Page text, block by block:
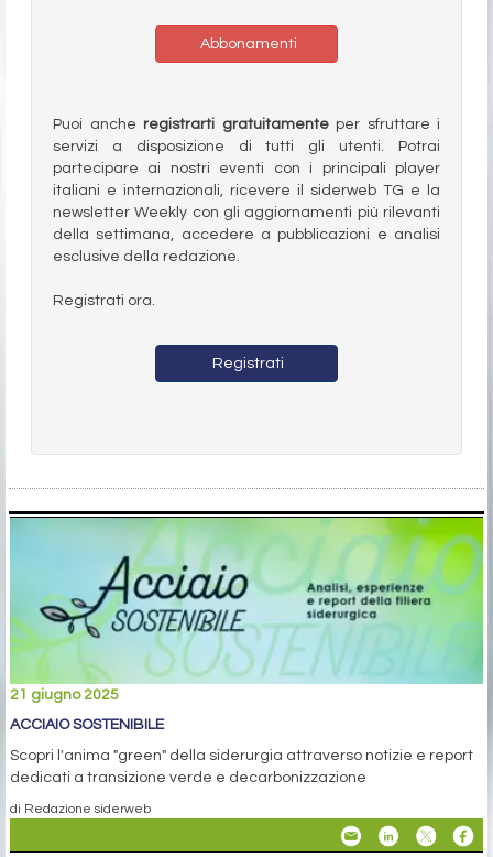
Abbonamenti
Puoi anche registrarti gratuitamenteper sfruttare i
servizi a disposizione di tutti gli utenti. Potrai
partecipare ai nostri eventi con i principali player
italiani e internazionali, ricevere il siderweb TG e la
newsletter Weekly con gli aggiornamenti più rilevanti
della settimana, accedere a pubblicazioni e analisi
esclusive della redazione.
Registrati ora.
Registrati
21 giugno 2025
ACCIAIO SOSTENIBILE
Scopri l'anima "green" della siderurgia attraverso notizie e report
dedicati a transizione verde e decarbonizzazione
di Redazione siderweb